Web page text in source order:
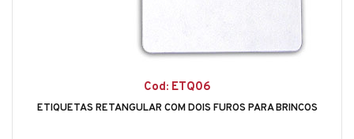
Cod: ETQ06
ETIQUETAS RETANGULAR COM DOIS FUROS PARA BRINCOS